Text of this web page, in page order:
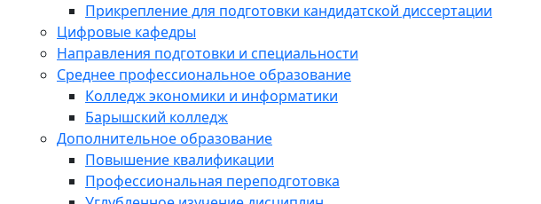
Прикрепление для подготовки кандидатской диссертации
Цифровые кафедры
Направления подготовки и специальности
Среднее профессиональное образование
Колледж экономики и информатики
Барышский колледж
Дополнительное образование
Повышение квалификации
Профессиональная переподготовка